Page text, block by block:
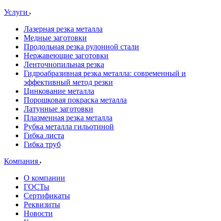
Услуги
Лазерная резка металла
Медные заготовки
Продольная резка рулонной стали
Нержавеющие заготовки
Ленточнопильная резка
Гидроабразивная резка металла: современный и
эффективный метод резки
Цинкование металла
Порошковая покраска металла
Латунные заготовки
Плазменная резка металла
Рубка металла гильотиной
Гибка листа
Гибка труб
Компания
О компании
ГОСТы
Сертификаты
Реквизиты
Новости